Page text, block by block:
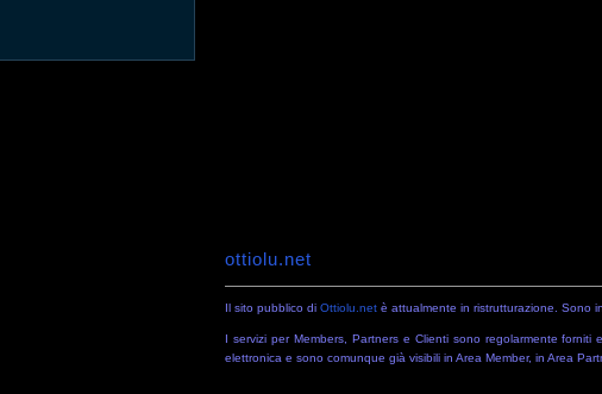
ottiolu.net
Il sito pubblico di Ottiolu.net è attualmente in ristrutturazione. Sono
I servizi per Members, Partners e Clienti sono regolarmente
elettronica e sono comunque già visibili in Area Member, in Area